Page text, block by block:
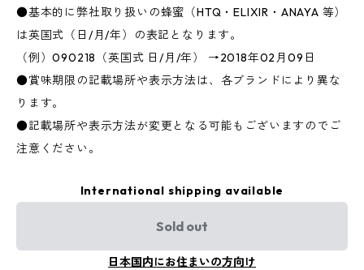
●基本的に弊社取り扱いの蜂蜜（HTQ・ELIXIR・ANAYA 等）
は英国式（日/月/年）の表記となります。
（例）090218（英国式 日/月/年） →2018年02月09日
●賞味期限の記載場所や表示方法は、各ブランドにより異な
ります。
●記載場所や表示方法が変更となる可能もございますのでご
注意ください。
International shipping available
Sold out
日本国内にお住まいの方向け